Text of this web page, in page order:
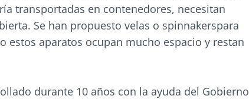
transportadas en contenedores, necesitan
Se han propuesto velas o spinnakerspara
estos aparatos ocupan mucho espacio y restan
durante 10 años con la ayuda del Gobierno